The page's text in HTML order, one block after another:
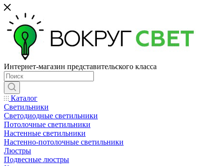
Интернет-магазин представительского класса
Каталог
Светильники
Светодиодные светильники
Потолочные светильники
Настенные светильники
Настенно-потолочные светильники
Люстры
Подвесные люстры